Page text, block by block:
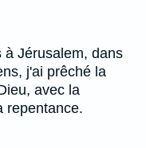
à Jérusalem, dans
j'ai prêché la
avec la
repentance.